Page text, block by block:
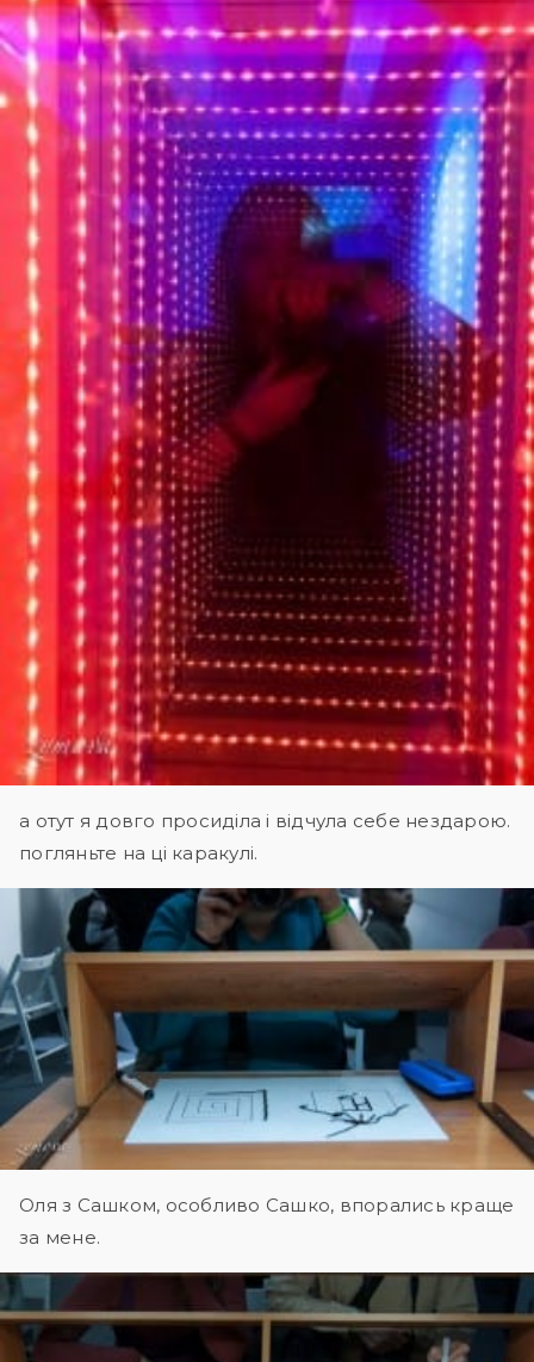
а отут я довго просиділа і відчула себе нездарою.
погляньте на ці каракулі.
Оля з Сашком, особливо Сашко, впорались краще
за мене.